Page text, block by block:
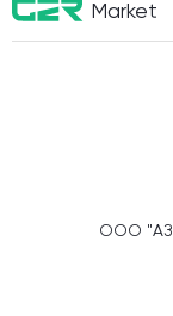
Market
ООО